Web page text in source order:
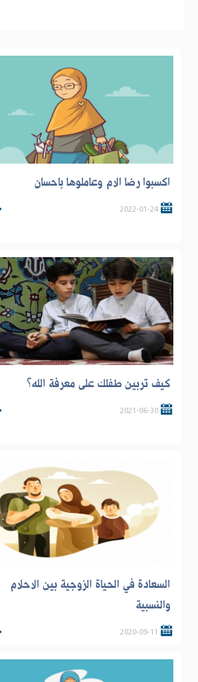
اكسبوا رضا الام وعاملوها باحسان
2022-01-24
كيف تربين طفلك على معرفة الله؟
2021-06-30
السعادة في الحياة الزوجية بين الاحلام
والنسبية
2020-09-11